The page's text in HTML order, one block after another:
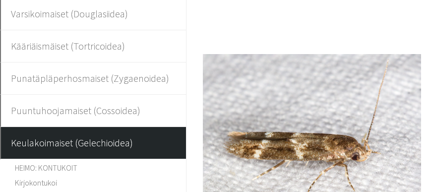
Varsikoimaiset (Douglasiidea)
Kääriäismäiset (Tortricoidea)
Punatäpläperhosmaiset (Zygaenoidea)
Puuntuhoojamaiset (Cossoidea)
Keulakoimaiset (Gelechioidea)
HEIMO: KONTUKOIT
Kirjokontukoi